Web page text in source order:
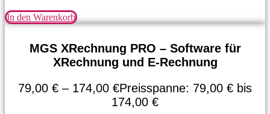
In den Warenkorb
MGS XRechnung PRO – Software für
XRechnung und E-Rechnung
79,00 € – 174,00 €Preisspanne: 79,00 € bis
174,00 €